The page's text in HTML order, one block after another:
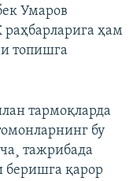
Умаров
ҳам
топишга
тармоқларда
бу
тажрибада
беришга қарор